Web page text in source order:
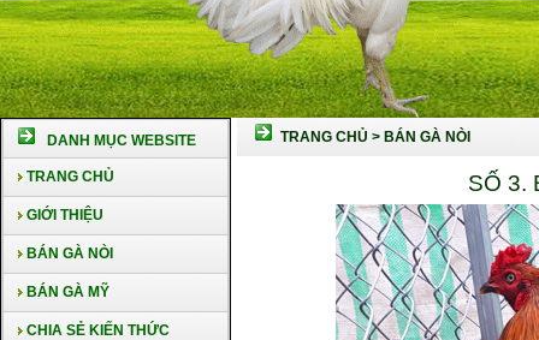
DANH MỤC WEBSITE
TRANG CHỦ
GIỚI THIỆU
BÁN GÀ NÒI
BÁN GÀ MỸ
CHIA SẺ KIẾN THỨC
TRANG CHỦ > BÁN GÀ NÒI
SỐ 3.